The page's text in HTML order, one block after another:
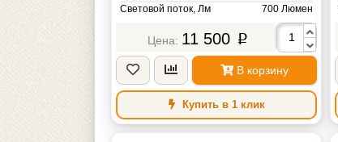
Световой поток, Лм
700 Люмен
4000-4500К (Теплый белый) Кельвин
AC/DС 24V Вольт
Масса
11 500 p
В корзину
Купить в 1 клик